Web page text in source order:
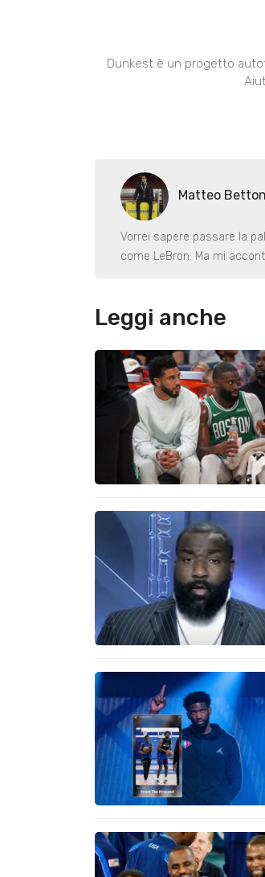
Dunkest è un progetto
Matteo
Vorrei sapere passare la
come LeBron. Ma mi
Leggi anche